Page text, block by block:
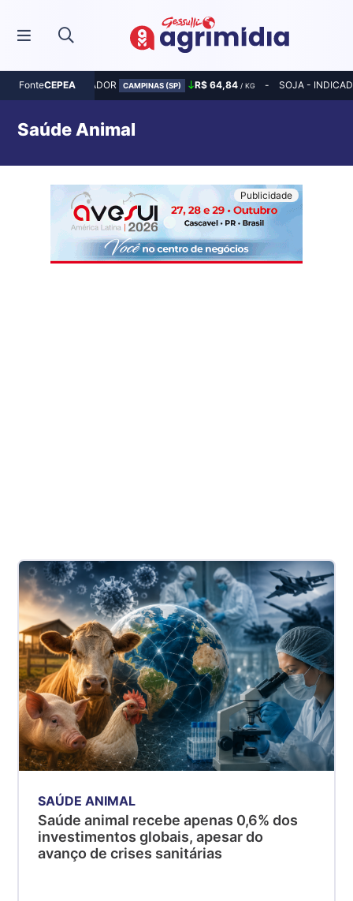
FonteCEPEA
MILHO - INDICADOR CAMPINAS (SP) R$ 64,84 / KG SOJA -
Saúde Animal
SAÚDE ANIMAL
Saúde animal recebe apenas 0,6% dos
investimentos globais, apesar do
avanço de crises sanitárias